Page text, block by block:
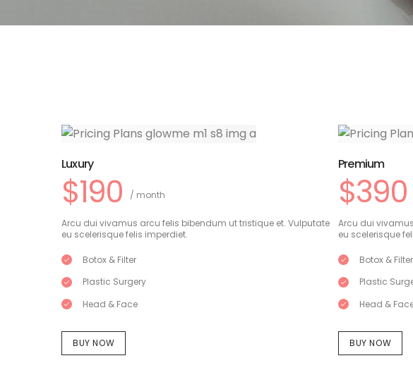
Luxury
$190 / month
Arcu dui vivamus arcu felis bibendum ut tristique et. Vulputate
eu scelerisque felis imperdiet.
Botox & Filter
Plastic Surgery
Head & Face
BUY NOW
Premium
$390
Arcu dui
eu scelerisque
Botox & Filter
Plastic
Head &
BUY NOW